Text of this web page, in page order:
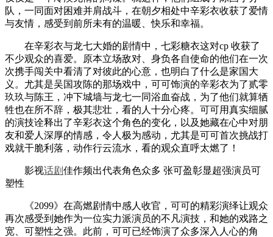
队，一同面对困难并肩战斗，在朝夕相处中辛彩衣收获了爱情
与友情，感受到前所未有的温暖、快乐和幸福。
在辛彩衣与龙七大婚的剧情中，七彩糖衣这对cp 收获了
不少观众的喜爱。原本立场敌对、身负各自使命的他们在一次
次携手闯关中看清了对彼此的心意，也明白了什么是家国大
义。尤其是吴国攻陈的那场戏中，可可饰演的辛彩衣为了贰零
玖玖与陈王，冲下城墙与龙七一同浴血奋战，为了他们就算牺
牲也在所不辞，极其悲壮，看的人十分心疼。可可用真实细腻
的演技诠释出了辛彩衣这个角色的变化，以及她藏在心中对朋
友和爱人深厚的情感，令人极为感动，尤其是可可首次挑战打
戏就干脆利落，动作行云流水，看的观众直呼太燃了！
影视话剧佳作频出代表角色众多 张可盈彰显超强演员可
塑性
《2099》在高燃剧情中感人收官，可可的精彩演绎让观众
再次感受到她作为一位实力派演员的不凡演技，和她的戏路之
宽、可塑性之强。此前，可可已经饰演了众多深入人心的角